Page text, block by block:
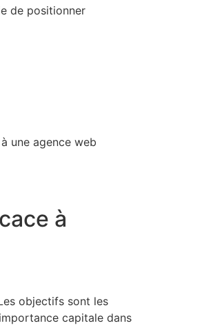
de positionner
une agence web
à
objectifs sont les
capitale dans